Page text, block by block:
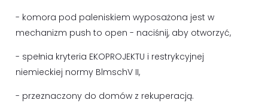
- komora pod paleniskiem wyposażona jest w
mechanizm push to open - naciśnij, aby otworzyć,
- spełnia kryteria EKOPROJEKTU i restrykcyjnej
niemieckiej normy BlmschV II,
- przeznaczony do domów z rekuperacją.